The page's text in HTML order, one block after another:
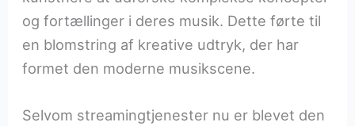
og fortællinger i deres musik. Dette førte til
en blomstring af kreative udtryk, der har
formet den moderne musikscene.
Selvom streamingtjenester nu er blevet den